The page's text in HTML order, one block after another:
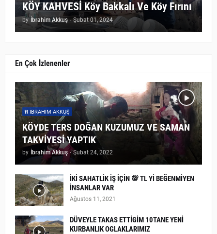
KÖY KAHVESİ Köy Bakkalı Ve Köy Fırını
by İbrahim Akkuş - Şubat 01, 2024
En Çok İzlenenler
İBRAHIM AKKUŞ
KÖYDE TERS DOĞAN KUZUMUZ VE SAMAN
TAKVİYESİ YAPTIK
by İbrahim Akkuş - Şubat 24, 2022
İKİ SAHATLİK İŞ İÇİN 💯 TL Yİ BEĞENMİYEN
İNSANLAR VAR
Ağustos 11, 2021
DÜVEYLE TAKAS ETTİGİM 10TANE YENİ
KURBANLIK OGLAKLARIMIZ